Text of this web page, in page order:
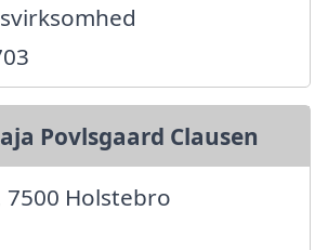
Povlsgaard Clausen
7500 Holstebro